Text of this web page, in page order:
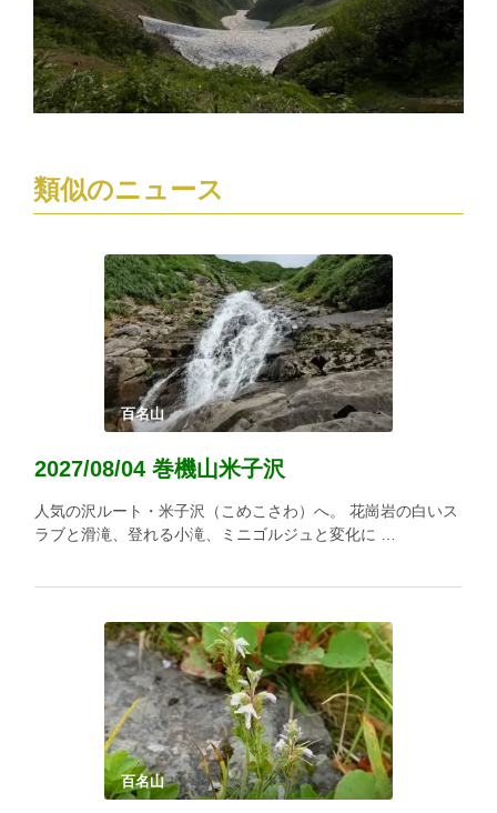
類似のニュース
百名山
2027/08/04 巻機山米子沢
人気の沢ルート・米子沢（こめこさわ）へ。 花崗岩の白いス
ラブと滑滝、登れる小滝、ミニゴルジュと変化に …
百名山